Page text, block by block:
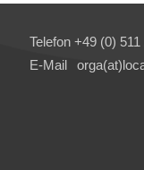
Telefon +49 (0)
E-Mail